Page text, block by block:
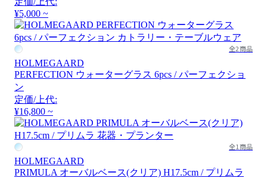
¥5,000 ~
全2商品
HOLMEGAARD
PERFECTION ウォーターグラス 6pcs / パーフェクショ
ン
定価/上代:
¥16,800 ~
全1商品
HOLMEGAARD
PRIMULA オーバルベース(クリア) H17.5cm / プリムラ